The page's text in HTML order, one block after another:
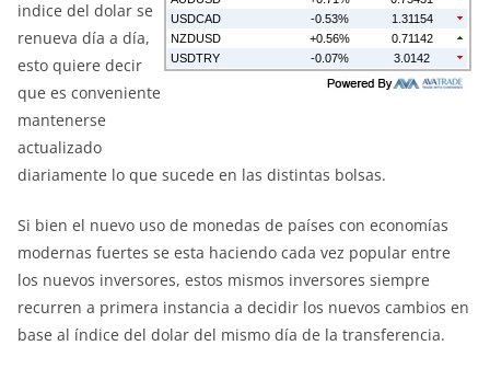
indice del dolar se
renueva día a día,
esto quiere decir
que es conveniente
mantenerse
actualizado
diariamente lo que sucede en las distintas bolsas.
Si bien el nuevo uso de monedas de países con economías
modernas fuertes se esta haciendo cada vez popular entre
los nuevos inversores, estos mismos inversores siempre
recurren a primera instancia a decidir los nuevos cambios en
base al índice del dolar del mismo día de la transferencia.